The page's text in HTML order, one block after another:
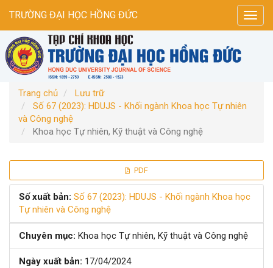
hướng
chính
Nội
dung
chính
Thanh
bên
TRƯỜNG ĐẠI HỌC HỒNG ĐỨC
Trang chủ
Lưu trữ
Số 67 (2023): HDUJS - Khối ngành Khoa học Tự nhiên
và Công nghệ
Khoa học Tự nhiên, Kỹ thuật và Công nghệ
bên
bài
viết
PDF
Số xuất bản: Số 67 (2023): HDUJS - Khối ngành Khoa học
Tự nhiên và Công nghệ
Chuyên mục: Khoa học Tự nhiên, Kỹ thuật và Công nghệ
Ngày xuất bản: 17/04/2024